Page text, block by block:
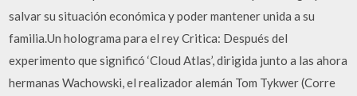
salvar su situación económica y poder mantener unida a su
familia.Un holograma para el rey Critica: Después del
experimento que significó ‘Cloud Atlas’, dirigida junto a las ahora
hermanas Wachowski, el realizador alemán Tom Tykwer (Corre